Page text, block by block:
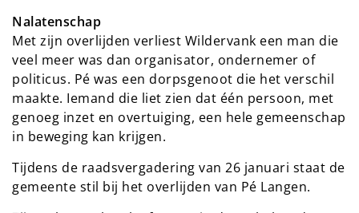
Nalatenschap
Met zijn overlijden verliest Wildervank een man die
veel meer was dan organisator, ondernemer of
politicus. Pé was een dorpsgenoot die het verschil
maakte. Iemand die liet zien dat één persoon, met
genoeg inzet en overtuiging, een hele gemeenschap
in beweging kan krijgen.
Tijdens de raadsvergadering van 26 januari staat de
gemeente stil bij het overlijden van Pé Langen.